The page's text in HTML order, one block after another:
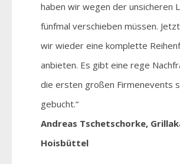
haben wir wegen der unsicheren
fünfmal verschieben müssen.
wir wieder eine komplette
anbieten. Es gibt eine rege
die ersten großen Firmenevents
gebucht.“
Andreas Tschetschorke,
Hoisbüttel